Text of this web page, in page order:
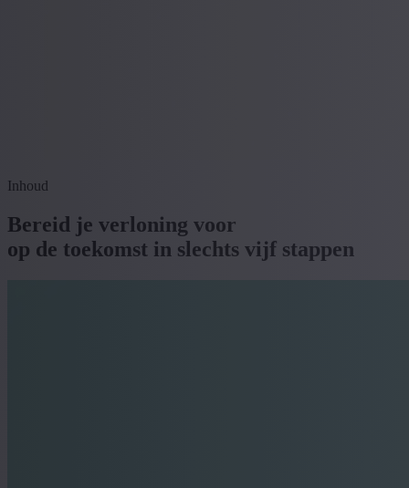
Inhoud
Bereid je verloning voor
op de toekomst in slechts vijf stappen